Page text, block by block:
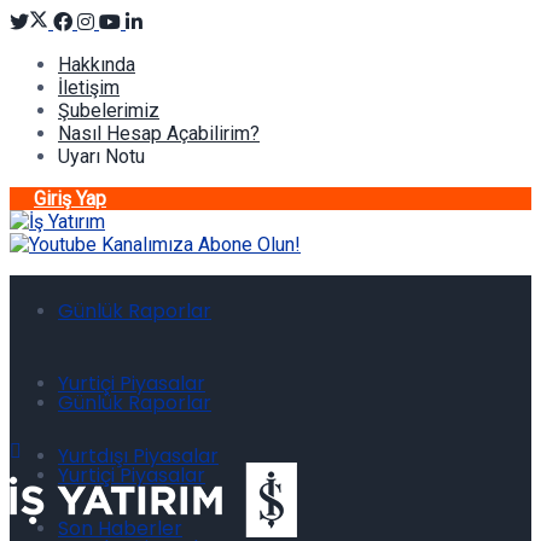
Hakkında
İletişim
Şubelerimiz
Nasıl Hesap Açabilirim?
Uyarı Notu
Giriş Yap
Günlük Raporlar
Yurtiçi Piyasalar
Yurtdışı Piyasalar
Son Haberler
Günlük Raporlar
Yurtiçi Piyasalar